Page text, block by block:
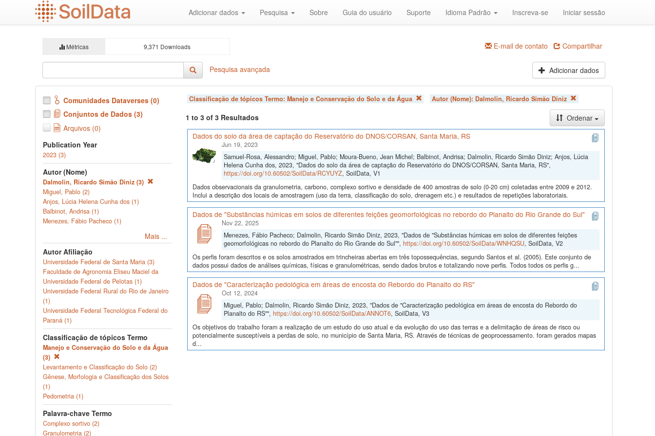
Adicionar dados Pesquisa Sobre Guia do usuário Suporte Idioma Padrão Inscreva-se Iniciar sessão
Métricas 9,371 Downloads E-mail de contato Compartilhar
Pesquisa avançada Adicionar dados
Comunidades Dataverses (0)
Conjuntos de Dados (3)
Arquivos (0)
Publication Year
2023 (3)
Autor (Nome)
Dalmolin, Ricardo Simão Diniz (3)
Miguel, Pablo (2)
Anjos, Lúcia Helena Cunha dos (1)
Balbinot, Andrisa (1)
Menezes, Fábio Pacheco (1)
Mais ...
Autor Afiliação
Universidade Federal de Santa Maria (3)
Faculdade de Agronomia Eliseu Maciel da
Universidade Federal de Pelotas (1)
Universidade Federal Rural do Rio de Janeiro
(1)
Universidade Federal Tecnológica Federal do
Paraná (1)
Classificação de tópicos Termo
Manejo e Conservação do Solo e da Água
(3)
Levantamento e Classificação do Solo (2)
Gênese, Morfologia e Classificação dos Solos
(1)
Pedometria (1)
Palavra-chave Termo
Complexo sortivo (2)
Granulometria (2)
Classificação de tópicos Termo: Manejo e Conservação do Solo e da Água Autor (Nome): Dalmolin, Ricardo Simão Diniz
1 to 3 of 3 Resultados
Ordenar
Dados do solo da área de captação do Reservatório do DNOS/CORSAN, Santa Maria, RS
Jun 19, 2023
Samuel-Rosa, Alessandro; Miguel, Pablo; Moura-Bueno, Jean Michel; Balbinot, Andrisa; Dalmolin, Ricardo Simão Diniz; Anjos, Lúcia
Helena Cunha dos, 2023, "Dados do solo da área de captação do Reservatório do DNOS/CORSAN, Santa Maria, RS",
https://doi.org/10.60502/SoilData/RCYUYZ, SoilData, V1
Dados observacionais da granulometria, carbono, complexo sortivo e densidade de 400 amostras de solo (0-20 cm) coletadas entre 2009 e 2012.
Inclui a descrição dos locais de amostragem (uso da terra, classificação do solo, drenagem etc.) e resultados de repetições laboratoriais.
Dados de "Substâncias húmicas em solos de diferentes feições geomorfológicas no rebordo do Planalto do Rio Grande do Sul"
Nov 22, 2025
Menezes, Fábio Pacheco; Dalmolin, Ricardo Simão Diniz, 2023, "Dados de "Substâncias húmicas em solos de diferentes feições
geomorfológicas no rebordo do Planalto do Rio Grande do Sul"", https://doi.org/10.60502/SoilData/WNHQSU, SoilData, V2
Os perfis foram descritos e os solos amostrados em trincheiras abertas em três topossequências, segundo Santos et al. (2005). Este conjunto de
dados possui dados de análises químicas, físicas e granulométricas, sendo dados brutos e totalizando nove perfis. Todos todos os perfis g...
Dados de "Caracterização pedológica em áreas de encosta do Rebordo do Planalto do RS"
Oct 12, 2024
Miguel, Pablo; Dalmolin, Ricardo Simão Diniz, 2023, "Dados de "Caracterização pedológica em áreas de encosta do Rebordo do
Planalto do RS"", https://doi.org/10.60502/SoilData/ANNOT6, SoilData, V3
Os objetivos do trabalho foram a realização de um estudo do uso atual e da evolução do uso das terras e a delimitação de áreas de risco ou
potencialmente susceptíveis a perdas de solo, no município de Santa Maria, RS. Através de técnicas de geoprocessamento. foram gerados mapas
d...